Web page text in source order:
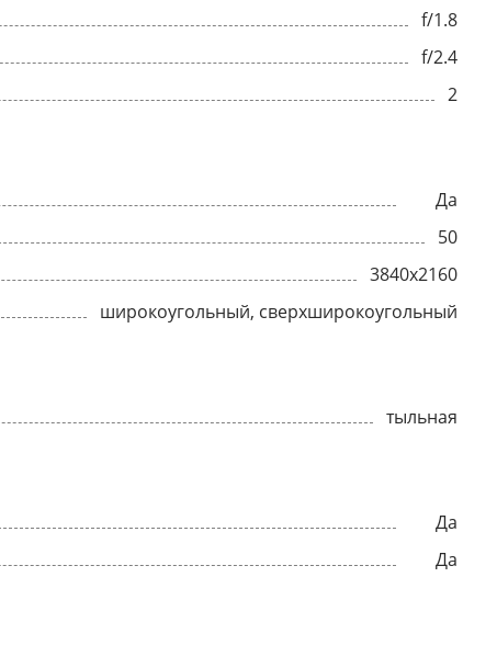
f/1.8
f/2.4
2
Да
50
3840x2160
широкоугольный, сверхширокоугольный
тыльная
Да
Да